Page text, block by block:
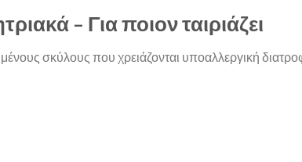
– Για ποιον ταιριάζει
σκύλους που χρειάζονται υποαλλεργική